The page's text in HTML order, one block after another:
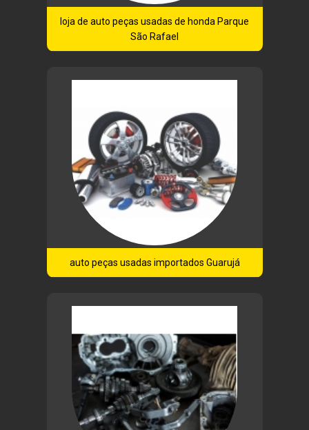
loja de auto peças usadas de honda Parque
São Rafael
auto peças usadas importados Guarujá